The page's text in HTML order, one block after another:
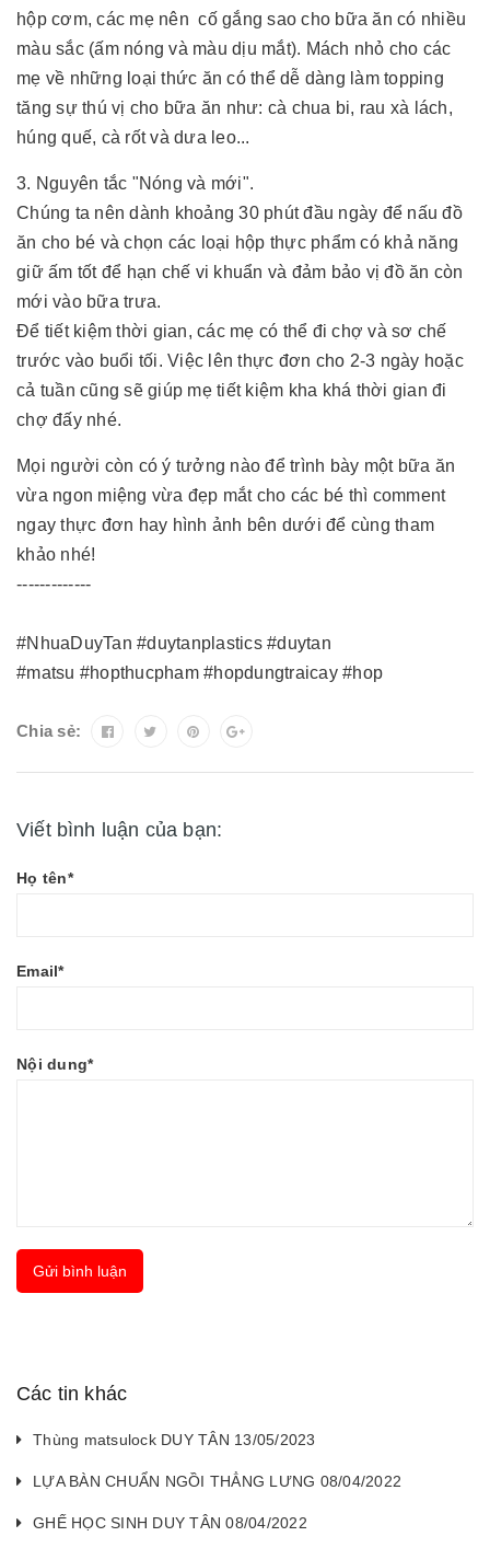
hộp cơm, các mẹ nên cố gắng sao cho bữa ăn có nhiều
màu sắc (ấm nóng và màu dịu mắt). Mách nhỏ cho các
mẹ về những loại thức ăn có thể dễ dàng làm topping
tăng sự thú vị cho bữa ăn như: cà chua bi, rau xà lách,
húng quế, cà rốt và dưa leo...
3. Nguyên tắc "Nóng và mới".
Chúng ta nên dành khoảng 30 phút đầu ngày để nấu đồ
ăn cho bé và chọn các loại hộp thực phẩm có khả năng
giữ ấm tốt để hạn chế vi khuẩn và đảm bảo vị đồ ăn còn
mới vào bữa trưa.
Để tiết kiệm thời gian, các mẹ có thể đi chợ và sơ chế
trước vào buổi tối. Việc lên thực đơn cho 2-3 ngày hoặc
cả tuần cũng sẽ giúp mẹ tiết kiệm kha khá thời gian đi
chợ đấy nhé.
Mọi người còn có ý tưởng nào để trình bày một bữa ăn
vừa ngon miệng vừa đẹp mắt cho các bé thì comment
ngay thực đơn hay hình ảnh bên dưới để cùng tham
khảo nhé!
-------------
#NhuaDuyTan #duytanplastics #duytan
#matsu #hopthucpham #hopdungtraicay #hop
Chia sẻ:
Viết bình luận của bạn:
Họ tên*
Email*
Nội dung*
Gửi bình luận
Các tin khác
Thùng matsulock DUY TÂN 13/05/2023
LỰA BÀN CHUẨN NGỒI THẲNG LƯNG 08/04/2022
GHẾ HỌC SINH DUY TÂN 08/04/2022